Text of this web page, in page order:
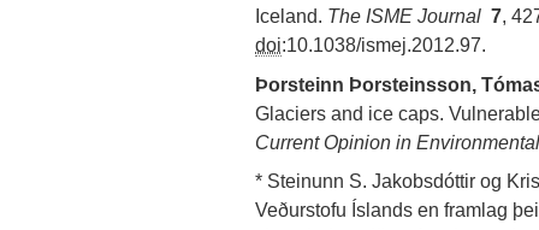
Iceland. The ISME Journal 7,
doi:10.1038/ismej.2012.97.
Þorsteinn Þorsteinsson,
Glaciers and ice caps.
Current Opinion in
* Steinunn S. Jakobsdóttir og
Veðurstofu Íslands en framlag